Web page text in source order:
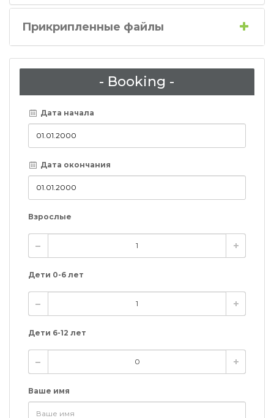
Прикрипленные файлы
- Booking -
Дата начала
Дата окончания
Взрослые
Дети 0-6 лет
Дети 6-12 лет
Ваше имя